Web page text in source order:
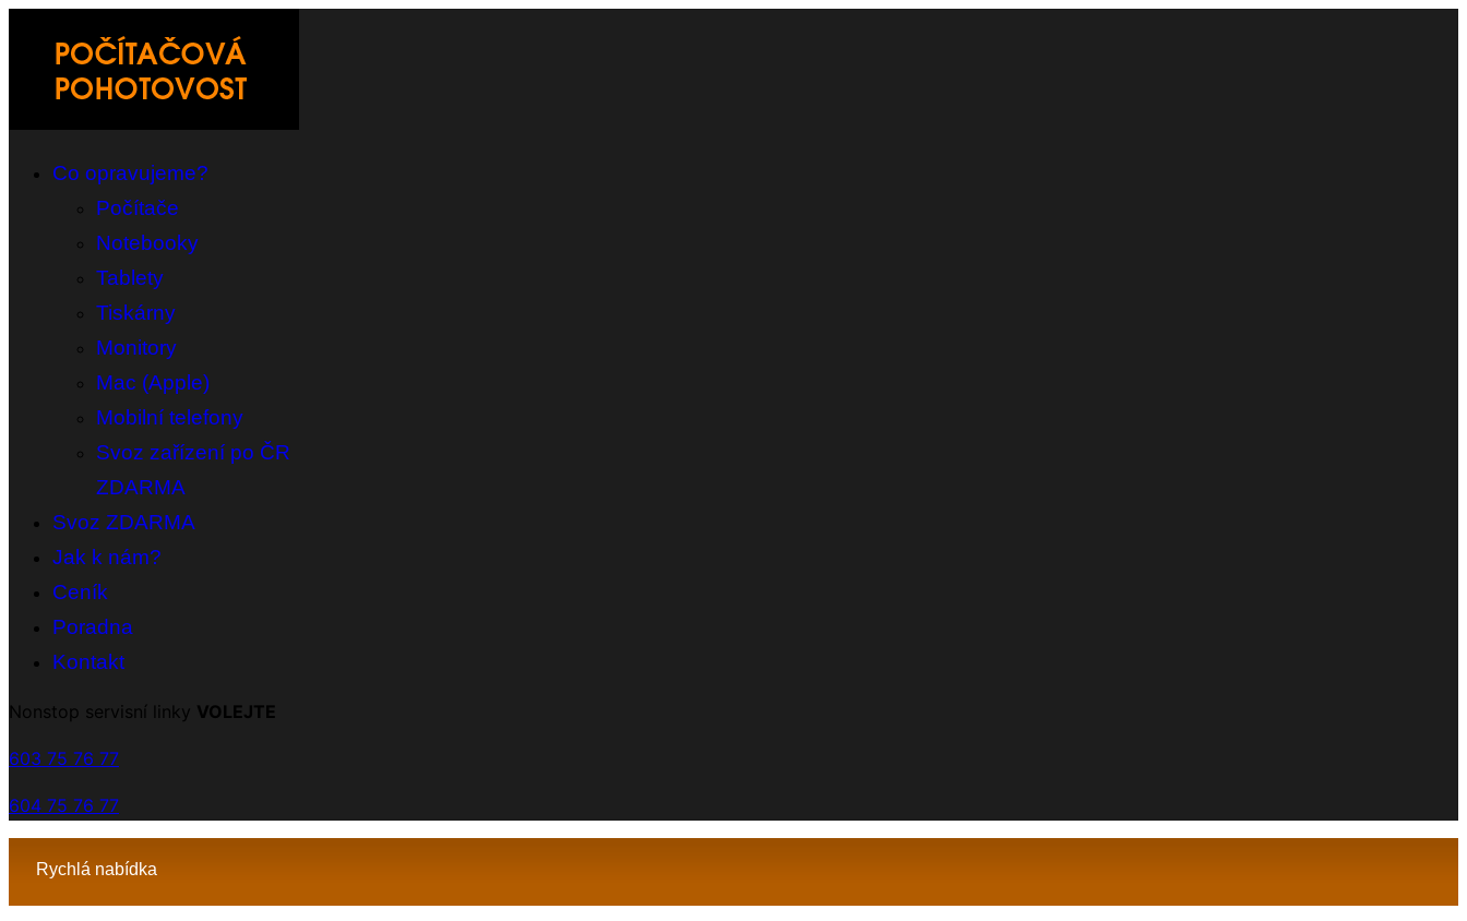
Co opravujeme?
Počítače
Notebooky
Tablety
Tiskárny
Monitory
Mac (Apple)
Mobilní telefony
Svoz zařízení po ČR
ZDARMA
Svoz ZDARMA
Jak k nám?
Ceník
Poradna
Kontakt
Nonstop servisní linky VOLEJTE
603 75 76 77
604 75 76 77
Rychlá nabídka